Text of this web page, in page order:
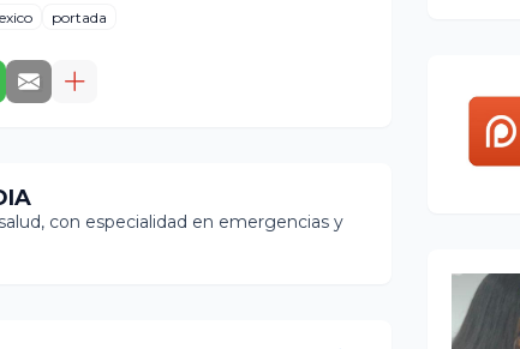
portada
con especialidad en emergencias y